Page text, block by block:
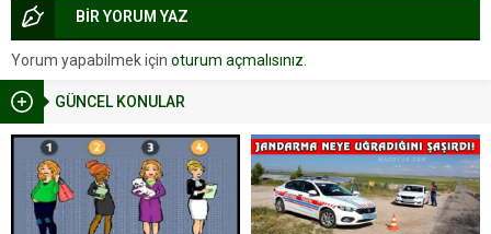
GÜNCEL KONULAR
BİR YORUM YAZ
Yorum yapabilmek için oturum açmalısınız